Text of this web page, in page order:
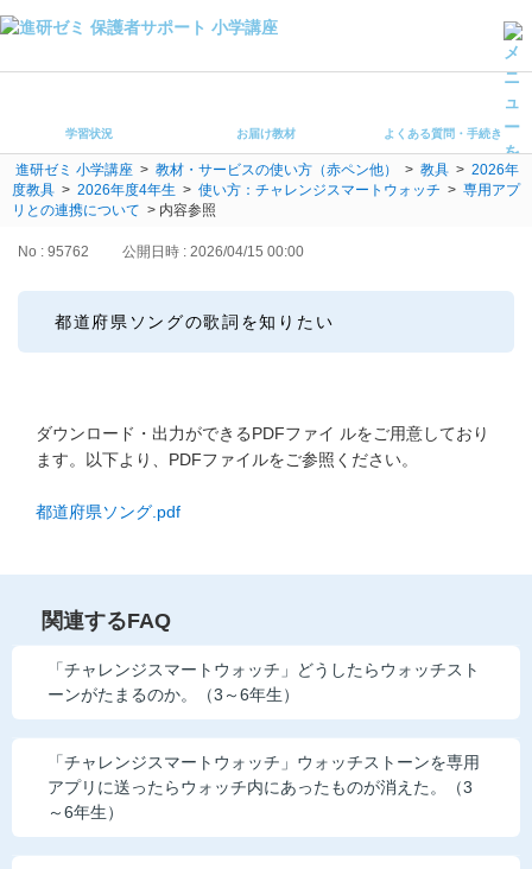
よくある質問・手続き
保護者サポート小学講座 トップ
登録情報の変更・各種お手続き
カテゴリーから探す
こどもちゃれんじ
進研ゼミ 中学講座
進研ゼミ 高校講座
進研ゼミ小学講座のご紹介はこちら
学習状況 お届け教材 よくある質問・手続き
進研ゼミ 小学講座 > 教材・サービスの使い方（赤ペン他） > 教具 > 2026年
度教具 > 2026年度4年生 > 使い方：チャレンジスマートウォッチ > 専用アプ
リとの連携について > 内容参照
No : 95762 公開日時 : 2026/04/15 00:00
都道府県ソングの歌詞を知りたい
ダウンロード・出力ができるPDFファイ ルをご用意しており
ます。以下より、PDFファイルをご参照ください。
都道府県ソング.pdf
関連するFAQ
「チャレンジスマートウォッチ」どうしたらウォッチスト
ーンがたまるのか。（3～6年生）
「チャレンジスマートウォッチ」ウォッチストーンを専用
アプリに送ったらウォッチ内にあったものが消えた。（3
～6年生）